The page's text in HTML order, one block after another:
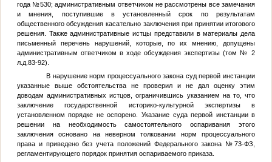
года №530; административным ответчиком не рассмотрены все замечания
и мнения, поступившие в установленный срок по результатам
общественного обсуждения касательно заключения при принятии итогового
решения. Также административные истцы представили в материалы дела
письменный перечень нарушений, которые, по их мнению, допущены
административным ответчиком в ходе обсуждения экспертизы (том № 2
л.д.83-92).
В нарушение норм процессуального закона суд первой инстанции
указанные выше обстоятельства не проверил и не дал оценку этим
доводам административных истцов, ограничившись указанием на то, что
заключение государственной историко-культурной экспертизы в
установленном порядке не оспорено. Указание суда первой инстанции в
решении на необходимость самостоятельного оспаривания этого
заключения основано на неверном толковании норм процессуального
права и приведено без учета положений Федерального закона №73-ФЗ,
регламентирующего порядок принятия оспариваемого приказа.